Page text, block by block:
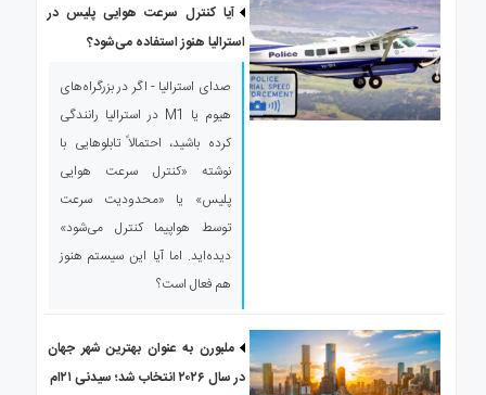
آیا کنترل سرعت هوایی پلیس در
استرالیا هنوز استفاده می‌شود؟
صدای استرالیا - اگر در بزرگراه‌های
هیوم یا M1 در استرالیا رانندگی
کرده باشید، احتمالاً تابلوهایی با
نوشته «کنترل سرعت هوایی
پلیس» یا «محدودیت سرعت
توسط هواپیما کنترل می‌شود»
دیده‌اید. اما آیا این سیستم هنوز
هم فعال است؟
ملبورن به عنوان بهترین شهر جهان
در سال ۲۰۲۶ انتخاب شد؛ سیدنی ۲۱‌ام